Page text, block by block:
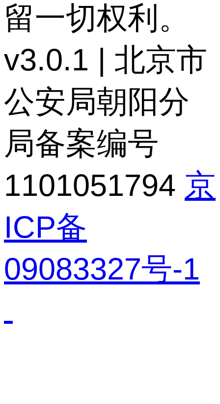
留一切权利。
v3.0.1 | 北京市
公安局朝阳分
局备案编号
1101051794 京
ICP备
09083327号-1